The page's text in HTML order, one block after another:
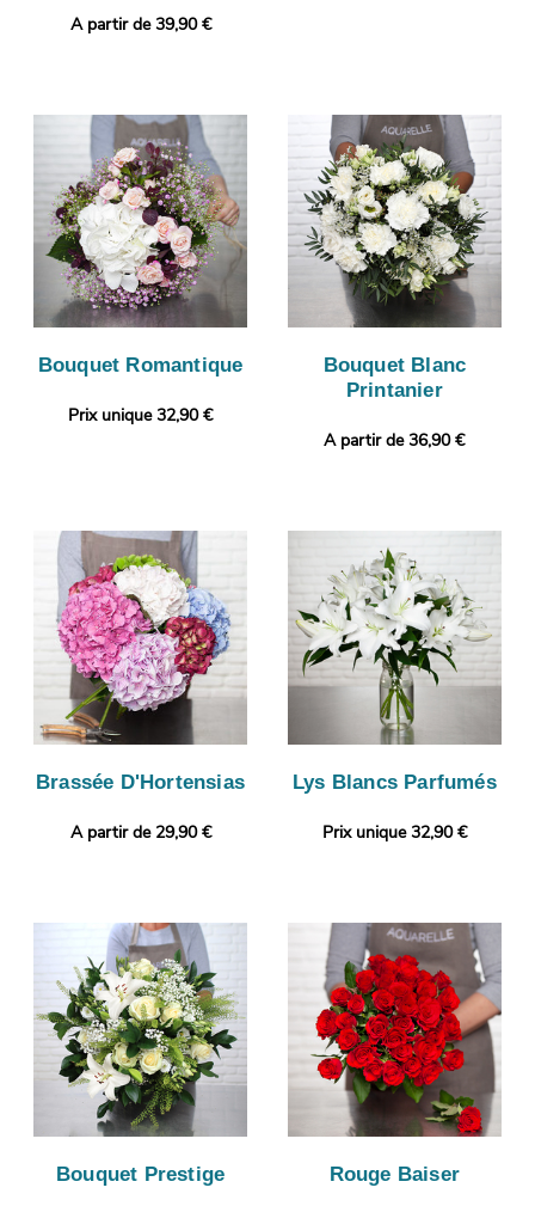
A partir de 39,90 €
Bouquet Romantique
Prix unique 32,90 €
Bouquet Blanc
Printanier
A partir de 36,90 €
Brassée D'Hortensias
A partir de 29,90 €
Lys Blancs Parfumés
Prix unique 32,90 €
Bouquet Prestige Rouge Baiser